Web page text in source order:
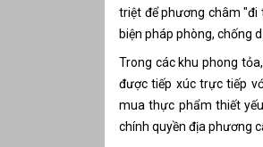
triệt để phương châm "đi
biện pháp phòng, chống
Trong các khu phong
được tiếp xúc trực tiếp
mua thực phẩm thiết
chính quyền địa phương